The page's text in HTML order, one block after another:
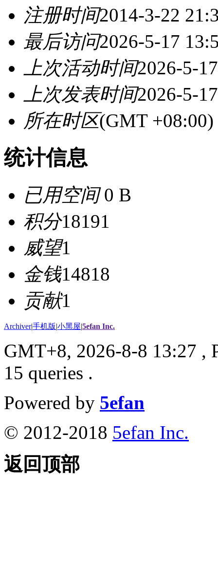
注册时间2014-3-22
最后访问2026-5-17
上次活动时间2026-5-
上次发表时间2026-5-
所在时区(GMT
统计信息
已用空间0 B
积分18191
威望1
金钱14818
贡献1
Archiver|手机版|小黑屋|5efan Inc.
GMT+8, 2026-8-8 13:27 ,
15 queries .
Powered by 5efan
© 2012-2018 5efan Inc.
返回顶部